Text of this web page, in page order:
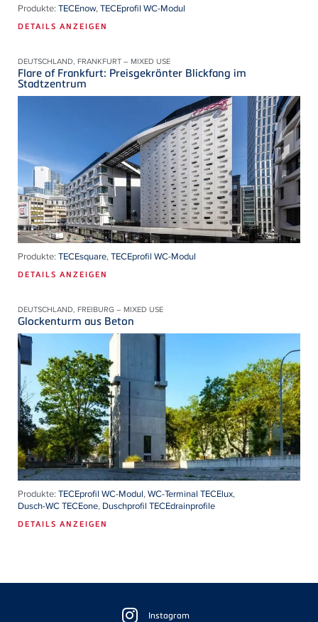
Produkte: TECEnow,TECEprofil WC-Modul
DETAILS ANZEIGEN
DEUTSCHLAND, FRANKFURT – MIXED USE
Flare of Frankfurt: Preisgekrönter Blickfang im
Stadtzentrum
Produkte: TECEsquare,TECEprofil WC-Modul
DETAILS ANZEIGEN
DEUTSCHLAND, FREIBURG – MIXED USE
Glockenturm aus Beton
Produkte: TECEprofil WC-Modul,WC-Terminal TECElux,
Dusch-WC TECEone, Duschprofil TECEdrainprofile
DETAILS ANZEIGEN
Instagram